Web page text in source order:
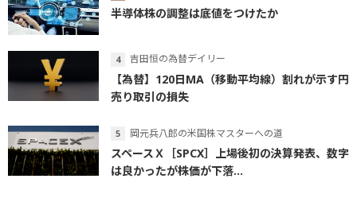
半導体株の調整は底値をつけたか
吉田恒の為替デイリー
【為替】120日MA（移動平均線）割れが示す円
売り取引の損失
岡元兵八郎の米国株マスターへの道
スペースＸ［SPCX］上場後初の決算発表、数字
は良かったが株価が下落...